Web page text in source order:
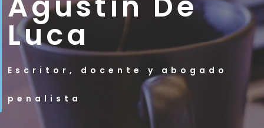
Luca
Escritor, docente y abogado
penalista